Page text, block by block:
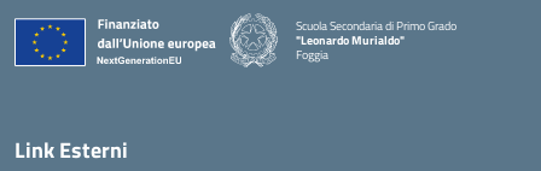
Scuola Secondaria di Primo Grado
"Leonardo Murialdo"
Foggia
— Visita la pagina iniziale della scuola
Link Esterni